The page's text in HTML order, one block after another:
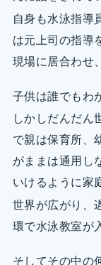
自身も水泳指導
は元上司の指導
現場に居合わせ
子供は誰でもわ
しかしだんだん
で親は保育所、
がままは通用し
いけるように家
世界が広がり、
環で水泳教室が
そしてその中の